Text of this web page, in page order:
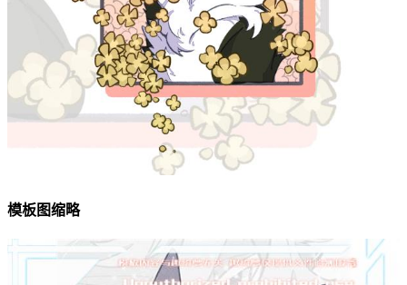
模板图缩略